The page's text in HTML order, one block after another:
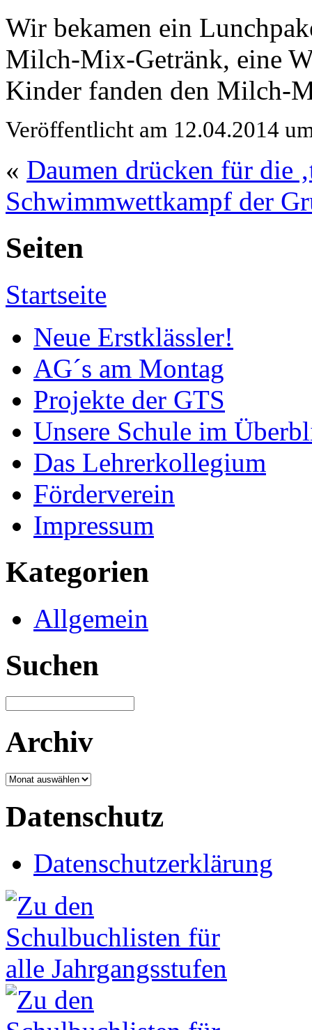
Wir bekamen ein
Milch-Mix-Getränk, eine
Kinder fanden den Milch-
Veröffentlicht am 12.04.2014
« Daumen drücken für die
Schwimmwettkampf der
Seiten
Startseite
Neue Erstklässler!
AG´s am Montag
Projekte der GTS
Unsere Schule im
Das Lehrerkollegium
Förderverein
Impressum
Kategorien
Allgemein
Suchen
Archiv
Archiv
Datenschutz
Datenschutzerklärung